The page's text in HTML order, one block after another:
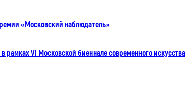
«Московский наблюдатель»
рамках VI Московской биеннале современного искусства